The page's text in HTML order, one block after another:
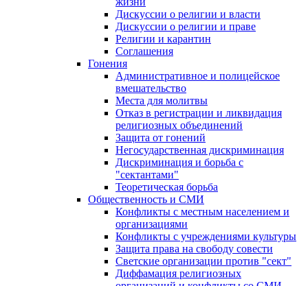
Дискуссии о религии и власти
Дискуссии о религии и праве
Религии и карантин
Соглашения
Гонения
Административное и полицейское
вмешательство
Места для молитвы
Отказ в регистрации и ликвидация
религиозных объединений
Защита от гонений
Негосударственная дискриминация
Дискриминация и борьба с
"сектантами"
Теоретическая борьба
Общественность и СМИ
Конфликты с местным населением и
организациями
Конфликты с учреждениями культуры
Защита права на свободу совести
Светские организации против "сект"
Диффамация религиозных